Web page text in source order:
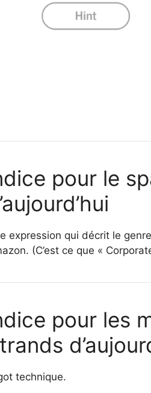
pour le
expression qui décrit le
(C’est ce que «
pour les
technique.